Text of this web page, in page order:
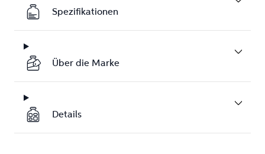
Spezifikationen
Über die Marke
Details